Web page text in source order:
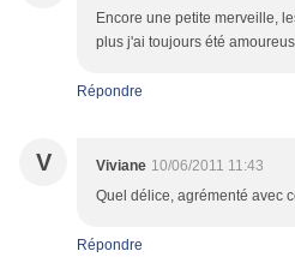
Encore une petite merveille,
plus j'ai toujours été
Répondre
V Viviane 10/06/2011 11:43
Quel délice, agrémenté avec
Répondre